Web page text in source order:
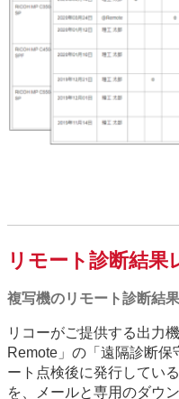
リモート診断結果
複写機のリモート診断結
リコーがご提供する出力
Remote」の「遠隔診断
ート点検後に発行してい
を、メールと専用のダウ